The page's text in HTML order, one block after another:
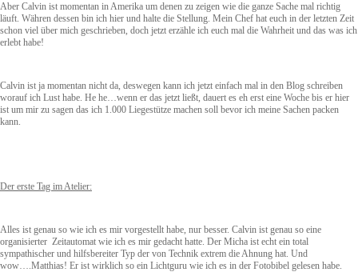
Aber Calvin ist momentan in Amerika um denen zu zeigen wie die ganze Sache mal richtig
läuft. Währen dessen bin ich hier und halte die Stellung. Mein Chef hat euch in der letzten Zeit
schon viel über mich geschrieben, doch jetzt erzähle ich euch mal die Wahrheit und das was ich
erlebt habe!
Calvin ist ja momentan nicht da, deswegen kann ich jetzt einfach mal in den Blog schreiben
worauf ich Lust habe. He he…wenn er das jetzt ließt, dauert es eh erst eine Woche bis er hier
ist um mir zu sagen das ich 1.000 Liegestütze machen soll bevor ich meine Sachen packen
kann.
Der erste Tag im Atelier:
Alles ist genau so wie ich es mir vorgestellt habe, nur besser. Calvin ist genau so eine
organisierter Zeitautomat wie ich es mir gedacht hatte. Der Micha ist echt ein total
sympathischer und hilfsbereiter Typ der von Technik extrem die Ahnung hat. Und
wow….Matthias! Er ist wirklich so ein Lichtguru wie ich es in der Fotobibel gelesen habe.